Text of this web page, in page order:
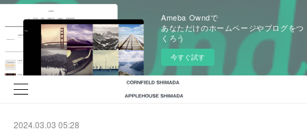
Ameba Owndで
あなただけのホームページやブログをつ
くろう
今すぐ試す
2024.03.03 05:28